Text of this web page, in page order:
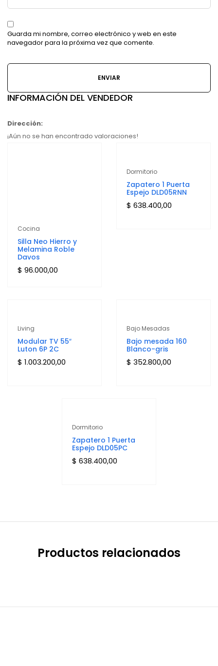
Guarda mi nombre, correo electrónico y web en este
navegador para la próxima vez que comente.
INFORMACIÓN DEL VENDEDOR
Dirección:
¡Aún no se han encontrado valoraciones!
Cocina
Silla Neo Hierro y
Melamina Roble
Davos
$ 96.000,00
Dormitorio
Zapatero 1 Puerta
Espejo DLD05RNN
$ 638.400,00
Living
Modular TV 55″
Luton 6P 2C
$ 1.003.200,00
Bajo Mesadas
Bajo mesada 160
Blanco-gris
$ 352.800,00
Dormitorio
Zapatero 1 Puerta
Espejo DLD05PC
$ 638.400,00
Productos relacionados